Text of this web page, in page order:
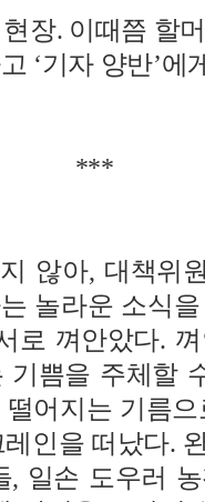
장. 이때쯤 할
‘기자 양반’에
***
않아, 대책위
놀라운 소식
로 껴안았다.
기쁨을 주체할
어지는 기름
인을 떠났다.
, 일손 도우러